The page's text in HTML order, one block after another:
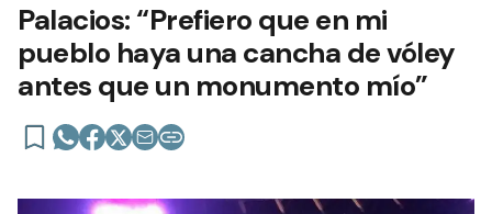
Palacios: “Prefiero que en mi
pueblo haya una cancha de vóley
antes que un monumento mío”